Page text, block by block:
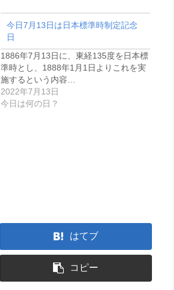
今日7月13日は日本標準時制定記念
日
1886年7月13日に、東経135度を日本標
準時とし、1888年1月1日よりこれを実
施するという内容…
2022年7月13日
今日は何の日？
はてブ
コピー